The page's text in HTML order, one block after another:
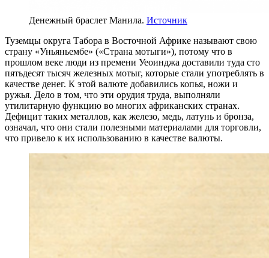
Денежный браслет Манила. Источник
Туземцы округа Табора в Восточной Африке называют свою
страну «Уньяньембе» («Страна мотыги»), потому что в
прошлом веке люди из премени Уеоинджа доставили туда сто
пятьдесят тысяч железных мотыг, которые стали употреблять в
качестве денег. К этой валюте добавились копья, ножи и
ружья. Дело в том, что эти орудия труда, выполняли
утилитарную функцию во многих африканских странах.
Дефицит таких металлов, как железо, медь, латунь и бронза,
означал, что они стали полезными материалами для торговли,
что привело к их использованию в качестве валюты.